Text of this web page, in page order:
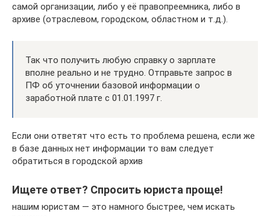
самой организации, либо у её правопреемника, либо в
архиве (отраслевом, городском, областном и т.д.).
Так что получить любую справку о зарплате
вполне реально и не трудно. Отправьте запрос в
ПФ об уточнении базовой информации о
заработной плате с 01.01.1997 г.
Если они ответят что есть то проблема решена, если же
в базе данных нет информации то вам следует
обратиться в городской архив
Ищете ответ? Спросить юриста проще!
нашим юристам — это намного быстрее, чем искать